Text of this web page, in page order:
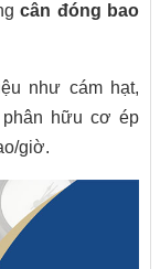
cân đóng bao
như cám hạt,
hữu cơ ép
giờ.